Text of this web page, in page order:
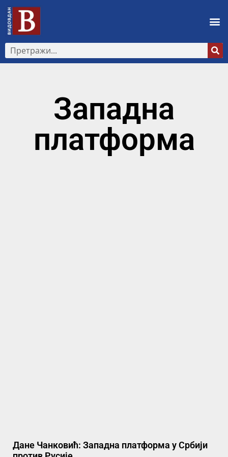
Западна
платформа
Дане Чанковић: Западна платформа у Србији